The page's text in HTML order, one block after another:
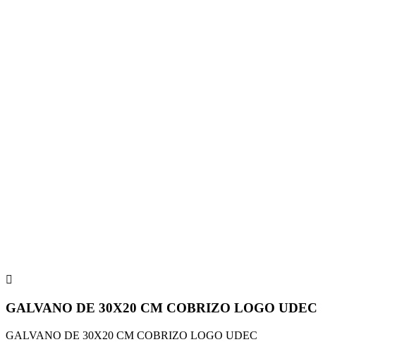

GALVANO DE 30X20 CM COBRIZO LOGO UDEC
GALVANO DE 30X20 CM COBRIZO LOGO UDEC